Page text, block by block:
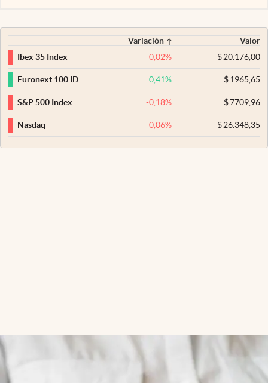
Variación
Valor
Ibex 35 Index
-0,02% $20.176,00
Euronext 100 ID 0,41% $1965,65
S&P 500 Index -0,18% $7709,96
Nasdaq -0,06% $26.348,35